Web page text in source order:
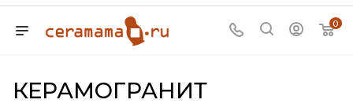
0
КЕРАМОГРАНИТ